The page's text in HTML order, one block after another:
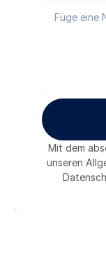
Mit dem
unseren